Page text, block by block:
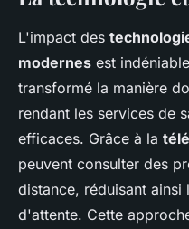
L'impact des
modernes est
transformé la manière
rendant les services de
efficaces. Grâce à la
peuvent consulter des
distance, réduisant ainsi
d'attente. Cette